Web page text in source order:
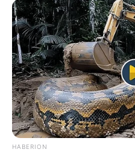
HABERION